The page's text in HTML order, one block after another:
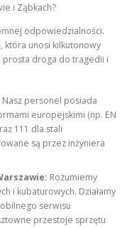
i Ząbkach?
odpowiedzialności.
która unosi kilkutonowy
prosta droga do tragedii i
Nasz personel posiada
europejskimi (np. EN
111 dla stali
są przez inżyniera
Rozumiemy
i kubaturowych. Działamy
serwisu
przestoje sprzętu